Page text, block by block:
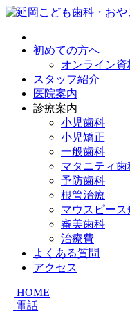
初めての方へ
オンライン資
スタッフ紹介
医院案内
診療案内
小児歯科
小児矯正
一般歯科
マタニティ歯
予防歯科
根管治療
マウスピース
審美歯科
治療費
よくある質問
アクセス
HOME
電話